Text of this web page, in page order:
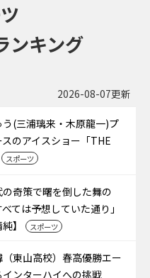
ンキング
2026-08-07更新
う(三浦璃来・木原龍一)プ
のアイスショー「THE
スポーツ
の奇策で曙を倒した舞の
ては予想していた通り」
】
スポーツ
東山高校）春高優勝エー
インターハイへの挑戦